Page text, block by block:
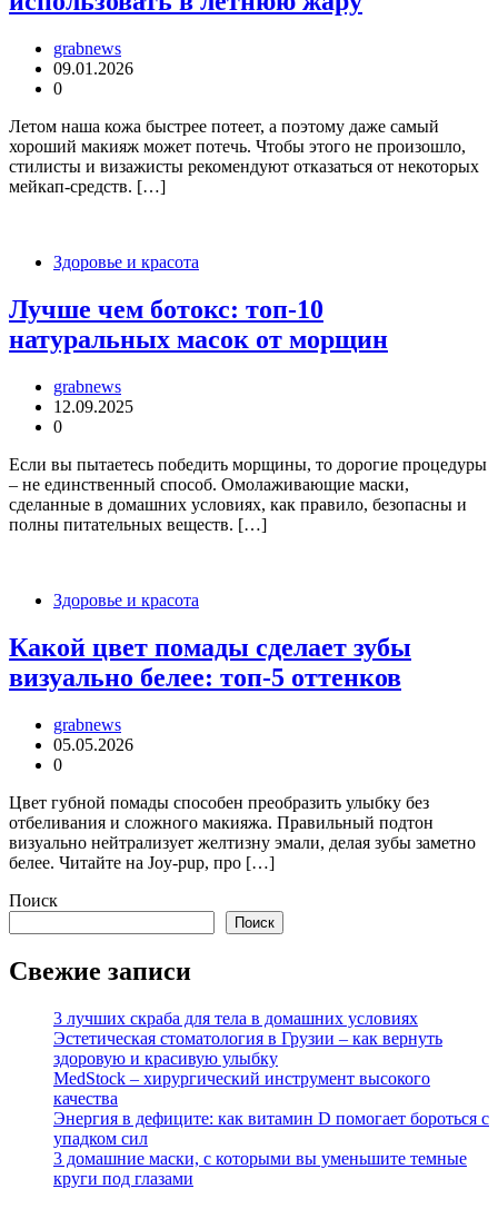
grabnews
09.01.2026
0
Летом наша кожа быстрее потеет, а поэтому даже самый
хороший макияж может потечь. Чтобы этого не произошло,
стилисты и визажисты рекомендуют отказаться от некоторых
мейкап-средств. […]
Здоровье и красота
Лучше чем ботокс: топ-10
натуральных масок от морщин
grabnews
12.09.2025
0
Если вы пытаетесь победить морщины, то дорогие процедуры
– не единственный способ. Омолаживающие маски,
сделанные в домашних условиях, как правило, безопасны и
полны питательных веществ. […]
Здоровье и красота
Какой цвет помады сделает зубы
визуально белее: топ-5 оттенков
grabnews
05.05.2026
0
Цвет губной помады способен преобразить улыбку без
отбеливания и сложного макияжа. Правильный подтон
визуально нейтрализует желтизну эмали, делая зубы заметно
белее. Читайте на Joy-pup, про […]
Поиск
Поиск
Свежие записи
3 лучших скраба для тела в домашних условиях
Эстетическая стоматология в Грузии – как вернуть
здоровую и красивую улыбку
MedStock – хирургический инструмент высокого
качества
Энергия в дефиците: как витамин D помогает бороться с
упадком сил
3 домашние маски, с которыми вы уменьшите темные
круги под глазами